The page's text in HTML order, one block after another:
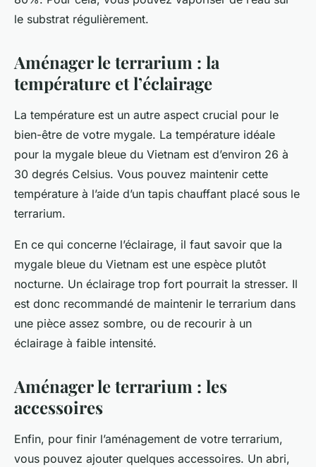
le substrat régulièrement.
Aménager le terrarium : la
température et l’éclairage
La température est un autre aspect crucial pour le
bien-être de votre mygale. La température idéale
pour la mygale bleue du Vietnam est d’environ 26 à
30 degrés Celsius. Vous pouvez maintenir cette
température à l’aide d’un tapis chauffant placé sous le
terrarium.
En ce qui concerne l’éclairage, il faut savoir que la
mygale bleue du Vietnam est une espèce plutôt
nocturne. Un éclairage trop fort pourrait la stresser. Il
est donc recommandé de maintenir le terrarium dans
une pièce assez sombre, ou de recourir à un
éclairage à faible intensité.
Aménager le terrarium : les
accessoires
Enfin, pour finir l’aménagement de votre terrarium,
vous pouvez ajouter quelques accessoires. Un abri,